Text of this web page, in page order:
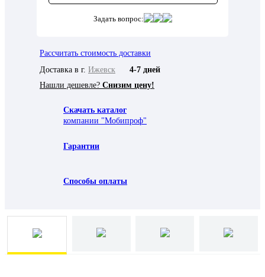
Задать вопрос:
Рассчитать стоимость доставки
Доставка в г. Ижевск
4-7 дней
Нашли дешевле? Снизим цену!
Скачать каталог
компании "Мобипроф"
Гарантии
Способы оплаты